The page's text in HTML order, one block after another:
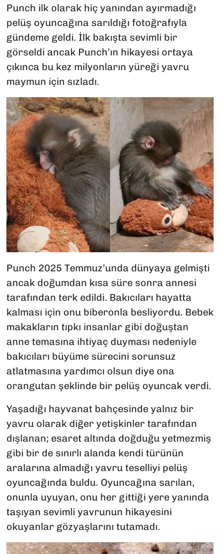
Punch ilk olarak hiç yanından ayırmadığı
pelüş oyuncağına sarıldığı fotoğrafıyla
gündeme geldi. İlk bakışta sevimli bir
görseldi ancak Punch’ın hikayesi ortaya
çıkınca bu kez milyonların yüreği yavru
maymun için sızladı.
Punch 2025 Temmuz’unda dünyaya gelmişti
ancak doğumdan kısa süre sonra annesi
tarafından terk edildi. Bakıcıları hayatta
kalması için onu biberonla besliyordu. Bebek
makakların tıpkı insanlar gibi doğuştan
anne temasına ihtiyaç duyması nedeniyle
bakıcıları büyüme sürecini sorunsuz
atlatmasına yardımcı olsun diye ona
orangutan şeklinde bir pelüş oyuncak verdi.
Yaşadığı hayvanat bahçesinde yalnız bir
yavru olarak diğer yetişkinler tarafından
dışlanan; esaret altında doğduğu yetmezmiş
gibi bir de sınırlı alanda kendi türünün
aralarına almadığı yavru teselliyi pelüş
oyuncağında buldu. Oyuncağına sarılan,
onunla uyuyan, onu her gittiği yere yanında
taşıyan sevimli yavrunun hikayesini
okuyanlar gözyaşlarını tutamadı.